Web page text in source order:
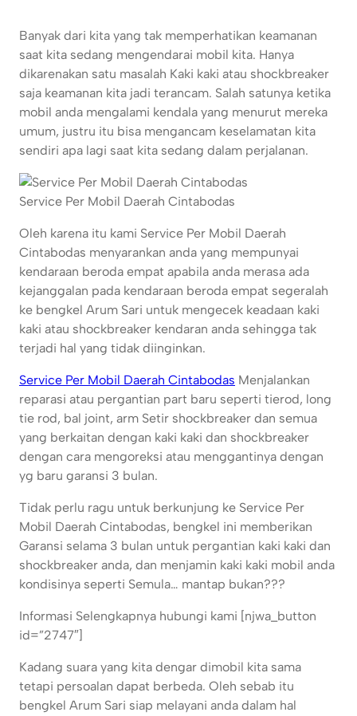
Banyak dari kita yang tak memperhatikan keamanan
saat kita sedang mengendarai mobil kita. Hanya
dikarenakan satu masalah Kaki kaki atau shockbreaker
saja keamanan kita jadi terancam. Salah satunya ketika
mobil anda mengalami kendala yang menurut mereka
umum, justru itu bisa mengancam keselamatan kita
sendiri apa lagi saat kita sedang dalam perjalanan.
Service Per Mobil Daerah Cintabodas
Oleh karena itu kami Service Per Mobil Daerah
Cintabodas menyarankan anda yang mempunyai
kendaraan beroda empat apabila anda merasa ada
kejanggalan pada kendaraan beroda empat segeralah
ke bengkel Arum Sari untuk mengecek keadaan kaki
kaki atau shockbreaker kendaran anda sehingga tak
terjadi hal yang tidak diinginkan.
Service Per Mobil Daerah Cintabodas Menjalankan
reparasi atau pergantian part baru seperti tierod, long
tie rod, bal joint, arm Setir shockbreaker dan semua
yang berkaitan dengan kaki kaki dan shockbreaker
dengan cara mengoreksi atau menggantinya dengan
yg baru garansi 3 bulan.
Tidak perlu ragu untuk berkunjung ke Service Per
Mobil Daerah Cintabodas, bengkel ini memberikan
Garansi selama 3 bulan untuk pergantian kaki kaki dan
shockbreaker anda, dan menjamin kaki kaki mobil anda
kondisinya seperti Semula… mantap bukan???
Informasi Selengkapnya hubungi kami [njwa_button
id=”2747″]
Kadang suara yang kita dengar dimobil kita sama
tetapi persoalan dapat berbeda. Oleh sebab itu
bengkel Arum Sari siap melayani anda dalam hal